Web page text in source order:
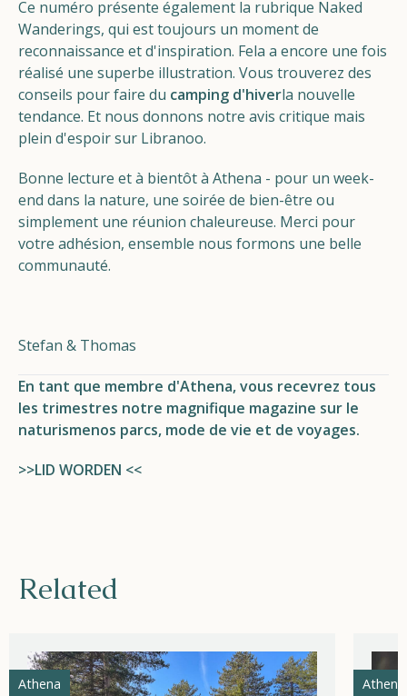
Ce numéro présente également la rubrique Naked
Wanderings, qui est toujours un moment de
reconnaissance et d'inspiration. Fela a encore une fois
réalisé une superbe illustration. Vous trouverez des
conseils pour faire du camping d'hiverla nouvelle
tendance. Et nous donnons notre avis critique mais
plein d'espoir sur Libranoo.
Bonne lecture et à bientôt à Athena - pour un week-
end dans la nature, une soirée de bien-être ou
simplement une réunion chaleureuse. Merci pour
votre adhésion, ensemble nous formons une belle
communauté.
Stefan & Thomas
En tant que membre d'Athena, vous recevrez tous
les trimestres notre magnifique magazine sur le
naturismenos parcs, mode de vie et de voyages.
>>LID WORDEN <<
Related
Athena